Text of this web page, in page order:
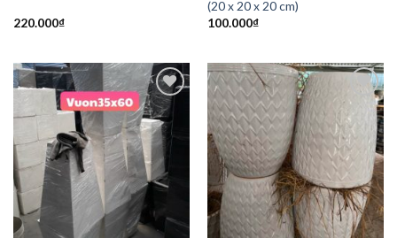
220.000₫
(20 x 20 x 20 cm)
100.000₫
Add to
Wishlist
Add to
Wishlist